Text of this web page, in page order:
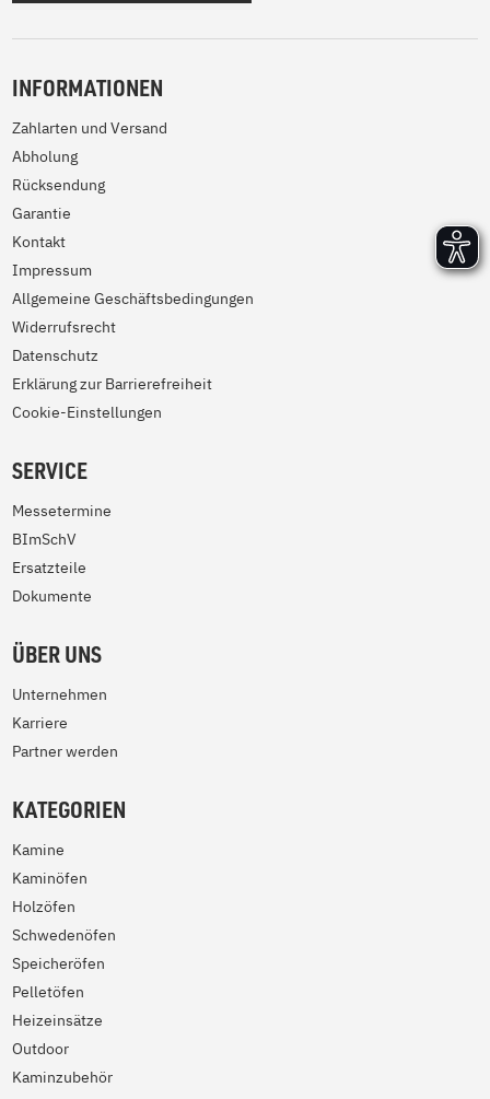
INFORMATIONEN
Zahlarten und Versand
Abholung
Rücksendung
Garantie
Kontakt
Impressum
Allgemeine Geschäftsbedingungen
Widerrufsrecht
Datenschutz
Erklärung zur Barrierefreiheit
Cookie-Einstellungen
SERVICE
Messetermine
BImSchV
Ersatzteile
Dokumente
ÜBER UNS
Unternehmen
Karriere
Partner werden
KATEGORIEN
Kamine
Kaminöfen
Holzöfen
Schwedenöfen
Speicheröfen
Pelletöfen
Heizeinsätze
Outdoor
Kaminzubehör